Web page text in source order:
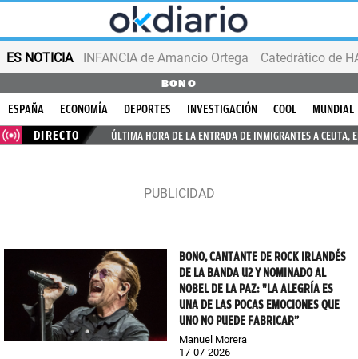
ES NOTICIA INFANCIA de Amancio Ortega
BONO
ESPAÑA ECONOMÍA DEPORTES INVESTIGACIÓN COOL
MUNDIAL
DIRECTO
ÚLTIMA HORA DE LA ENTRADA DE INMIGRANTES A CEUTA,
BONO, CANTANTE DE ROCK IRLANDÉS
DE LA BANDA U2 Y NOMINADO AL
NOBEL DE LA PAZ: "LA ALEGRÍA ES
UNA DE LAS POCAS EMOCIONES QUE
UNO NO PUEDE FABRICAR”
Manuel Morera
17-07-2026